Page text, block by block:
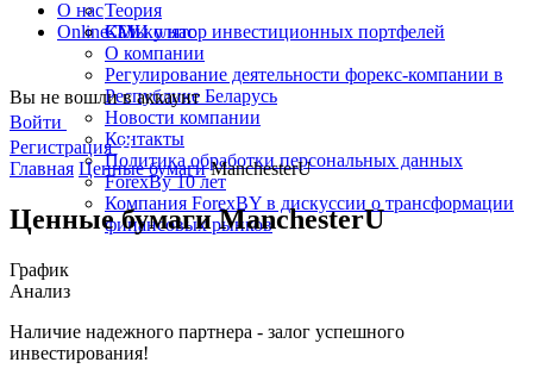
Теория
Калькулятор инвестиционных портфелей
О нас
СМИ о нас
О компании
Регулирование деятельности форекс-компании в
Республике Беларусь
Новости компании
Контакты
Политика обработки персональных данных
ForexBy 10 лет
Компания ForexBY в дискуссии о трансформации
финансовых рынков
Online-TV
Вы не вошли в аккаунт
Войти
Регистрация
Главная Ценные бумаги ManchesterU
Ценные бумаги ManchesterU
График
Анализ
Наличие надежного партнера - залог успешного
инвестирования!